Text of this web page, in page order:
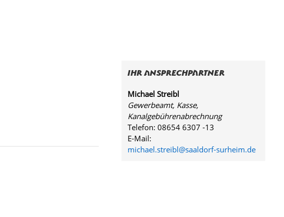
Ihr Ansprechpartner
Michael Streibl
Gewerbeamt, Kasse,
Kanalgebührenabrechnung
Telefon: 08654 6307 -13
E-Mail:
michael.streibl@saaldorf-surheim.de